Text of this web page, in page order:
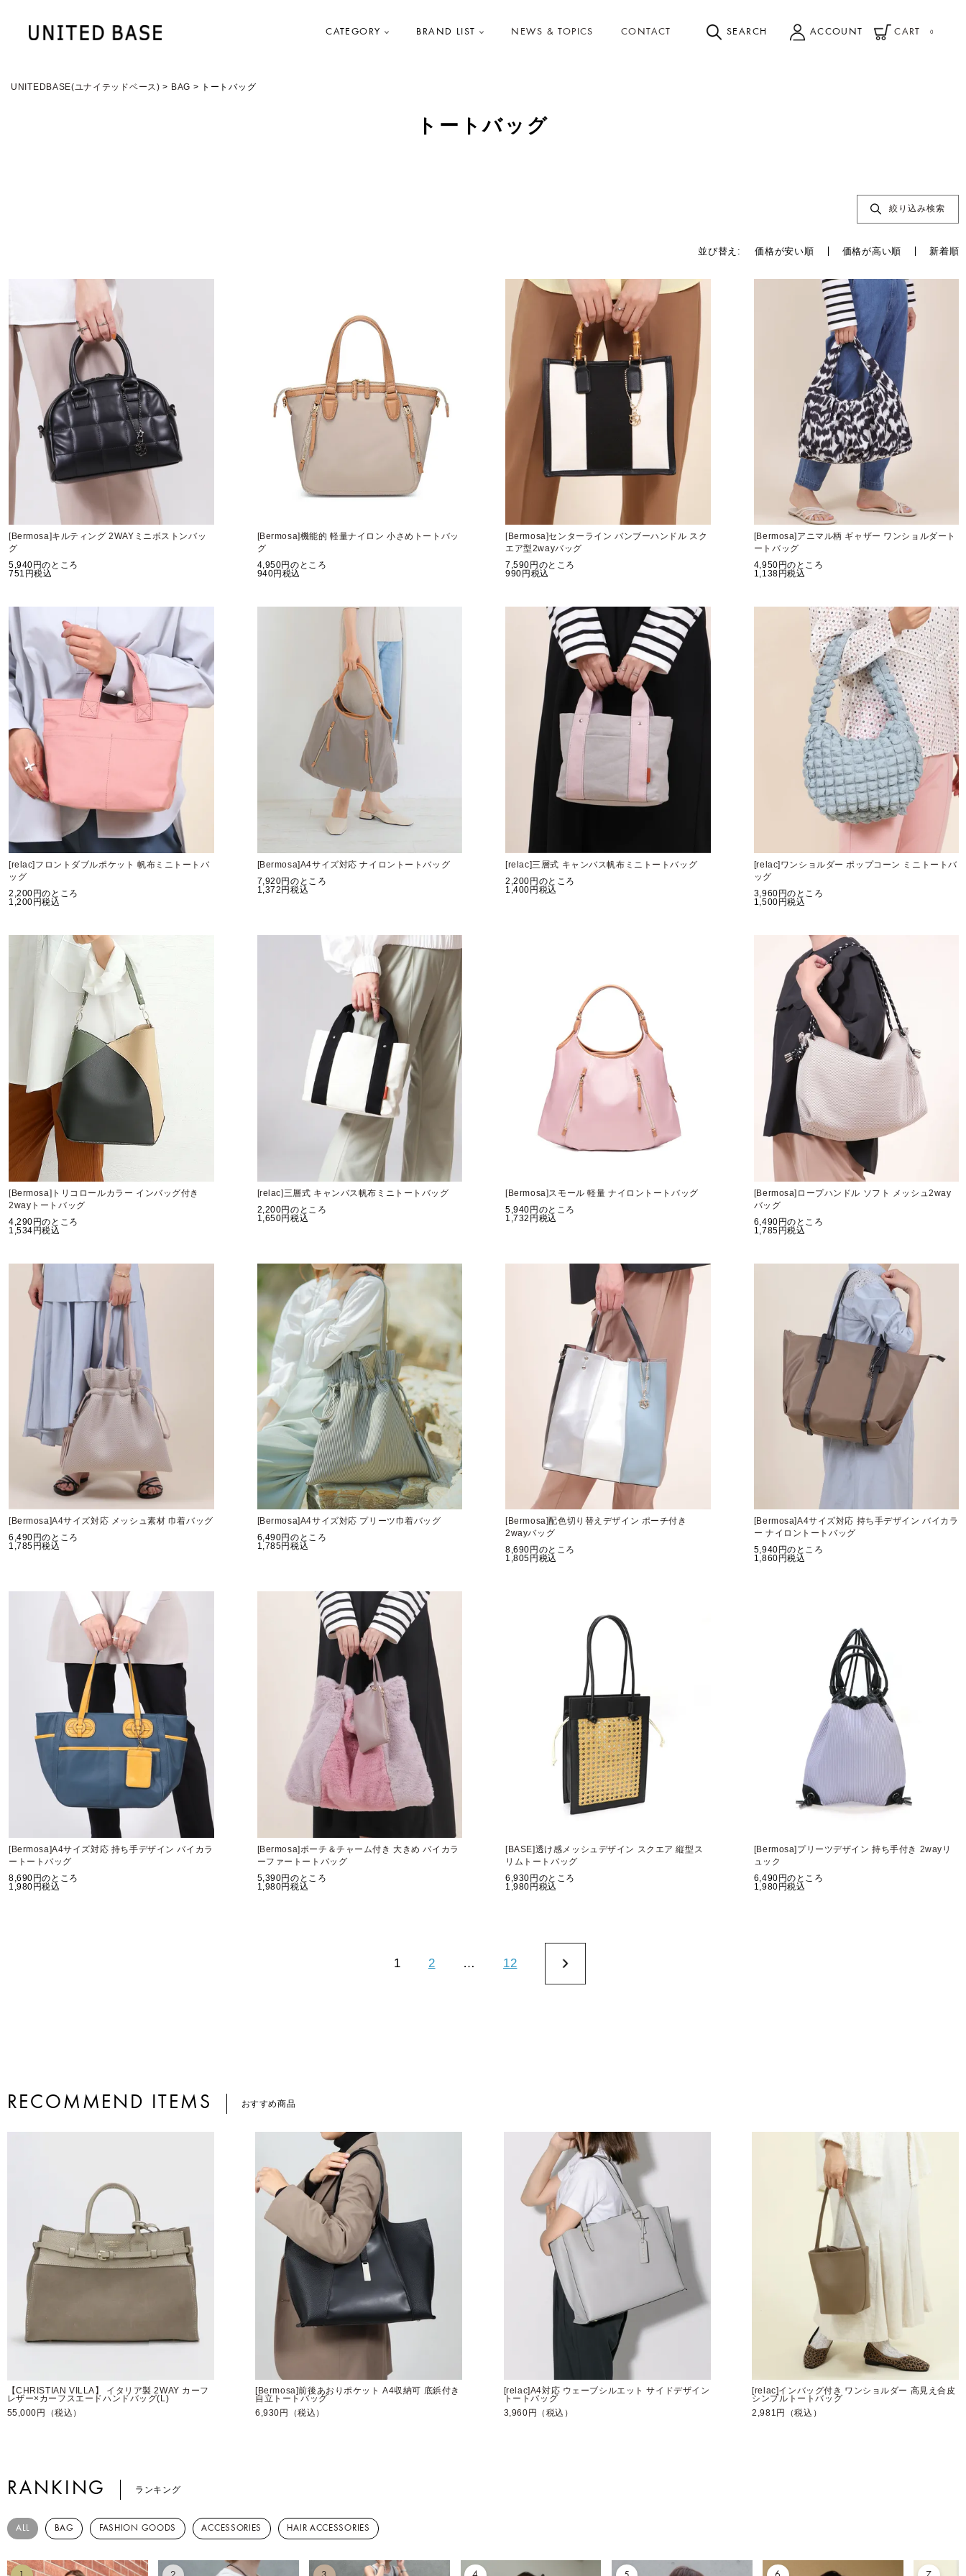
CATEGORY BRAND LIST NEWS & TOPICS CONTACT SEARCH ACCOUNT CART 0
UNITEDBASE(ユナイテッドベース) BAG トートバッグ
トートバッグ
絞り込み検索
並び替え 価格が安い順 価格が高い順 新着順
[Bermosa]キルティング 2WAYミニボストンバッ
グ
5,940
のところ
751
税込
[Bermosa]機能的 軽量ナイロン 小さめトートバッ
グ
4,950
のところ
940
税込
[Bermosa]センターライン バンブーハンドル スク
エア型2wayバッグ
7,590
のところ
990
税込
[Bermosa]アニマル柄 ギャザー ワンショルダート
ートバッグ
4,950
のところ
1,138
税込
[relac]フロントダブルポケット 帆布ミニトートバ
ッグ
2,200
のところ
1,200
税込
[Bermosa]A4サイズ対応 ナイロントートバッグ
7,920
のところ
1,372
税込
[relac]三層式 キャンバス帆布ミニトートバッグ
2,200
のところ
1,400
税込
[relac]ワンショルダー ポップコーン ミニトートバ
ッグ
3,960
のところ
1,500
税込
[Bermosa]トリコロールカラー インバッグ付き
2wayトートバッグ
4,290
のところ
1,534
税込
[relac]三層式 キャンバス帆布ミニトートバッグ
2,200
のところ
1,650
税込
[Bermosa]スモール 軽量 ナイロントートバッグ
5,940
のところ
1,732
税込
[Bermosa]ロープハンドル ソフト メッシュ2way
バッグ
6,490
のところ
1,785
税込
[Bermosa]A4サイズ対応 メッシュ素材 巾着バッグ
6,490
のところ
1,785
税込
[Bermosa]A4サイズ対応 プリーツ巾着バッグ
6,490
のところ
1,785
税込
[Bermosa]配色切り替えデザイン ポーチ付き
2wayバッグ
8,690
のところ
1,805
税込
[Bermosa]A4サイズ対応 持ち手デザイン バイカラ
ー ナイロントートバッグ
5,940
のところ
1,860
税込
[Bermosa]A4サイズ対応 持ち手デザイン バイカラ
ートートバッグ
8,690
のところ
1,980
税込
[Bermosa]ポーチ＆チャーム付き 大きめ バイカラ
ーファートートバッグ
5,390
のところ
1,980
税込
[BASE]透け感メッシュデザイン スクエア 縦型ス
リムトートバッグ
6,930
のところ
1,980
税込
[Bermosa]プリーツデザイン 持ち手付き 2wayリ
ュック
6,490
のところ
1,980
税込
1 2 … 12
RECOMMEND ITEMS おすすめ商品
【CHRISTIAN VILLA】 イタリア製 2WAY カーフ
レザー×カーフスエードハンドバッグ(L)
55,000円（税込）
[Bermosa]前後あおりポケット A4収納可 底鋲付き
自立トートバッグ
6,930円（税込）
[relac]A4対応 ウェーブシルエット サイドデザイン
トートバッグ
3,960円（税込）
[relac]インバッグ付き ワンショルダー 高見え合皮
シンプルトートバッグ
2,981円（税込）
RANKING ランキング
ALL BAG FASHION GOODS ACCESSORIES HAIR ACCESSORIES